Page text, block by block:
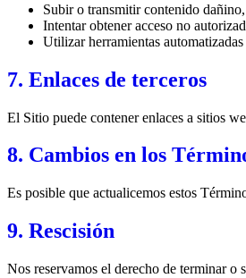
Subir o transmitir contenido
Intentar obtener acceso no
Utilizar herramientas
7. Enlaces de terceros
El Sitio puede contener enlaces a sitios
8. Cambios en los
Es posible que actualicemos estos
9. Rescisión
Nos reservamos el derecho de terminar o